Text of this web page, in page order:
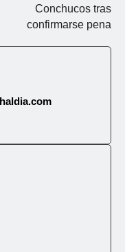
Conchucos tras
confirmarse pena